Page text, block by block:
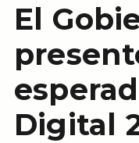
El
Digital